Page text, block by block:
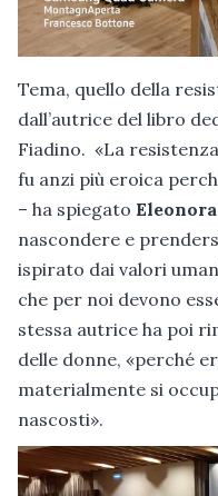
Tema, quello della
dall’autrice del libro
Fiadino. «La
fu anzi più eroica
– ha spiegato
nascondere e
ispirato dai valori
che per noi devono
stessa autrice ha poi
delle donne, «perché
materialmente si
nascosti».